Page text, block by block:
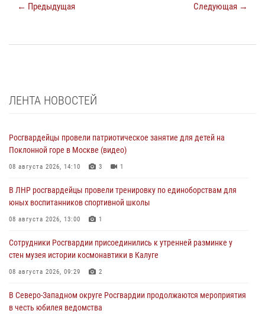
← Предыдущая Следующая →
ЛЕНТА НОВОСТЕЙ
Росгвардейцы провели патриотическое занятие для детей на
Поклонной горе в Москве (видео)
08 августа 2026, 14:10 3 1
В ЛНР росгвардейцы провели тренировку по единоборствам для
юных воспитанников спортивной школы
08 августа 2026, 13:00 1
Сотрудники Росгвардии присоединились к утренней разминке у
стен музея истории космонавтики в Калуге
08 августа 2026, 09:29 2
В Северо-Западном округе Росгвардии продолжаются мероприятия
в честь юбилея ведомства